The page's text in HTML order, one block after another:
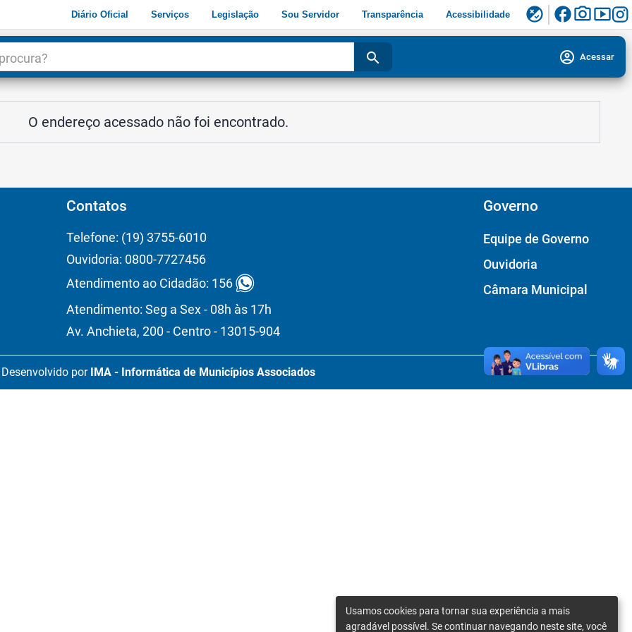
Diário Oficial Serviços Legislação Sou Servidor Transparência Acessibilidade flaky facebookphoto_camerasmart_display
search account_circle Acessar
O endereço acessado não foi encontrado.
Contatos
Telefone: (19) 3755-6010
Ouvidoria: 0800-7727456
Atendimento ao Cidadão: 156
Atendimento: Seg a Sex - 08h às 17h
Av. Anchieta, 200 - Centro - 13015-904
Governo
Equipe de Governo
Ouvidoria
Câmara Municipal
Desenvolvido por IMA - Informática de Municípios Associados
Usamos cookies para tornar sua experiência a mais
agradável possível. Se continuar navegando neste site, você